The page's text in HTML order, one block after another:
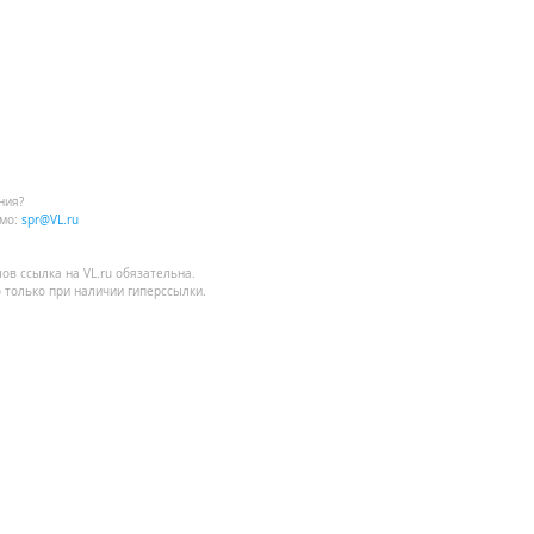
spr@VL.ru
ссылка на VL.ru обязательна.
при наличии гиперссылки.